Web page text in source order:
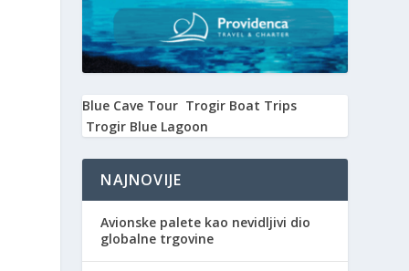
Blue Cave Tour Trogir Boat Trips
Trogir Blue Lagoon
NAJNOVIJE
Avionske palete kao nevidljivi dio
globalne trgovine